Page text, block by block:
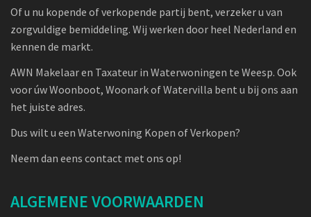
Of u nu kopende of verkopende partij bent, verzeker u van
zorgvuldige bemiddeling. Wij werken door heel Nederland en
kennen de markt.
AWN Makelaar en Taxateur in Waterwoningen te Weesp. Ook
voor úw Woonboot, Woonark of Watervilla bent u bij ons aan
het juiste adres.
Dus wilt u een Waterwoning Kopen of Verkopen?
Neem dan eens contact met ons op!
ALGEMENE VOORWAARDEN